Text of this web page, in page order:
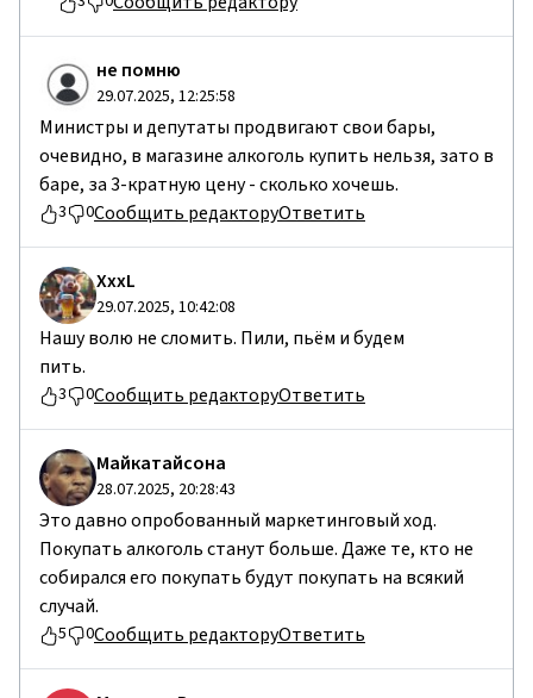
не помню
29.07.2025, 12:25:58
Министры и депутаты продвигают свои бары,
очевидно, в магазине алкоголь купить нельзя, зато в
баре, за 3-кратную цену - сколько хочешь.
3 0Сообщить редакторуОтветить
ХххL
29.07.2025, 10:42:08
Нашу волю не сломить. Пили, пьём и будем
пить.
3 0Сообщить редакторуОтветить
Майкатайсона
28.07.2025, 20:28:43
Это давно опробованный маркетинговый ход.
Покупать алкоголь станут больше. Даже те, кто не
собирался его покупать будут покупать на всякий
случай.
5 0Сообщить редакторуОтветить